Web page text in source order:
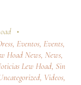
,Eventos,Events,
Hoad News,News,
Lew Hoad, Sin
, Videos,